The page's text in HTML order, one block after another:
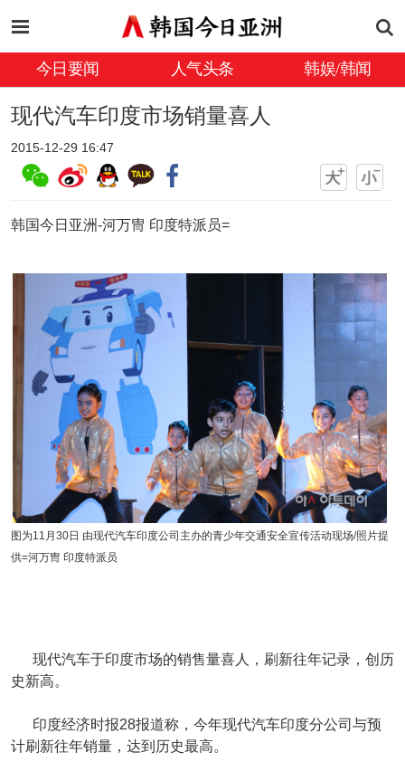
今日要闻 人气头条 韩娱/韩闻
现代汽车印度市场销量喜人
2015-12-29 16:47
韩国今日亚洲-河万冑 印度特派员=
图为11月30日 由现代汽车印度公司主办的青少年交通安全宣传活动现场/照片提
供=河万冑 印度特派员
现代汽车于印度市场的销售量喜人，刷新往年记录，创历
史新高。
印度经济时报28报道称，今年现代汽车印度分公司与预
计刷新往年销量，达到历史最高。